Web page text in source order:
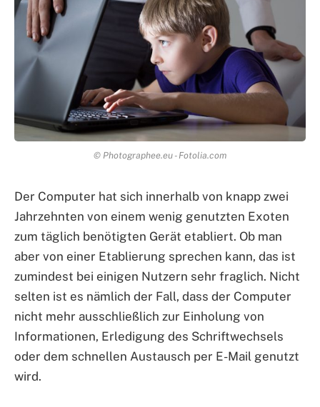
© Photographee.eu - Fotolia.com
Der Computer hat sich innerhalb von knapp zwei
Jahrzehnten von einem wenig genutzten Exoten
zum täglich benötigten Gerät etabliert. Ob man
aber von einer Etablierung sprechen kann, das ist
zumindest bei einigen Nutzern sehr fraglich. Nicht
selten ist es nämlich der Fall, dass der Computer
nicht mehr ausschließlich zur Einholung von
Informationen, Erledigung des Schriftwechsels
oder dem schnellen Austausch per E-Mail genutzt
wird.